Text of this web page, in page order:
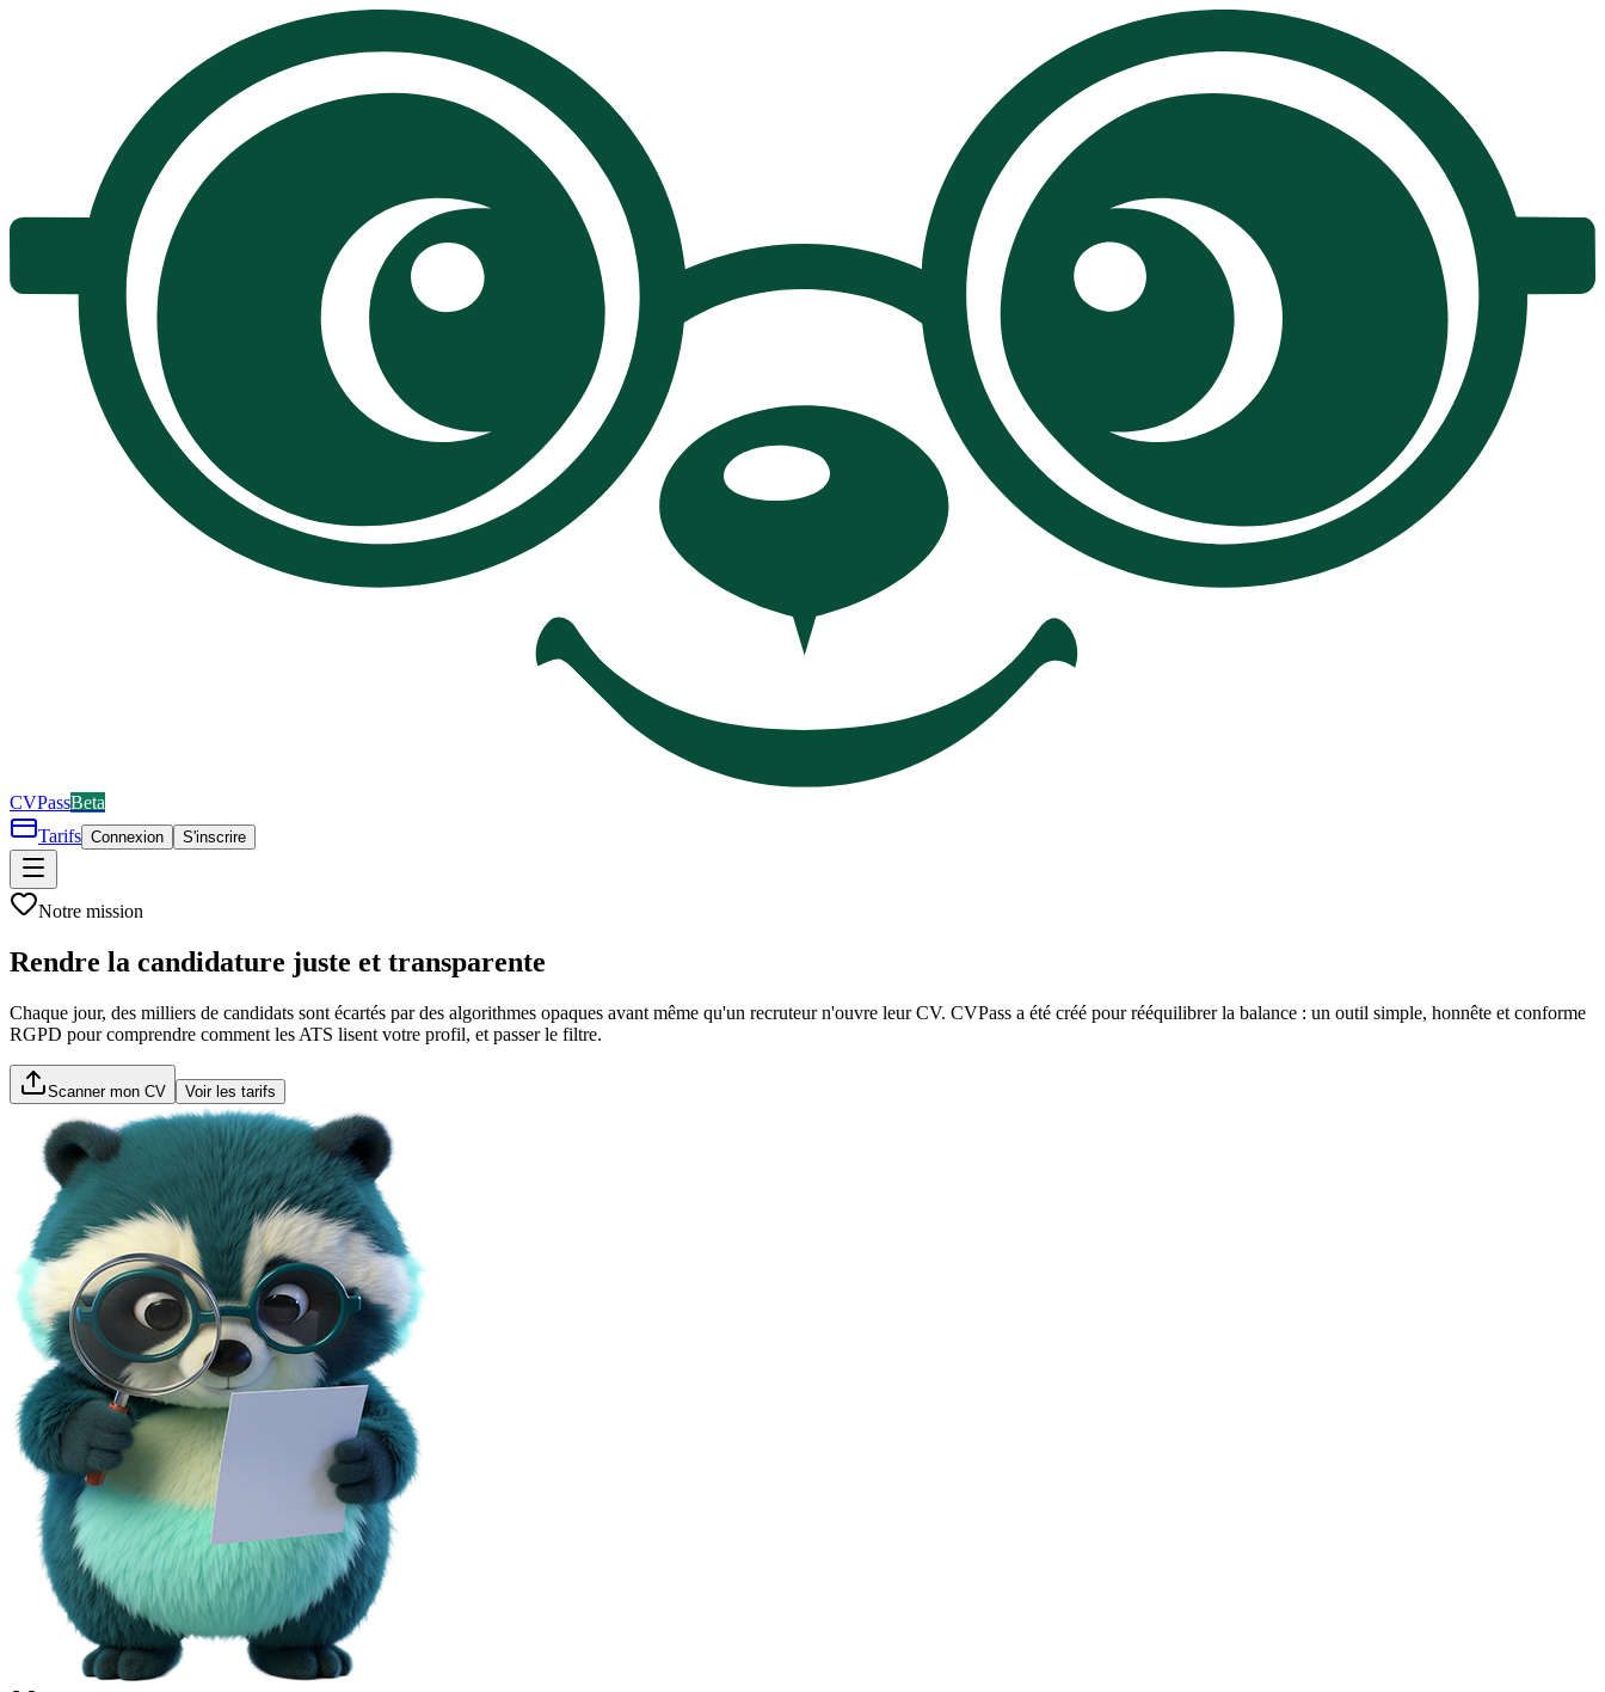
CVPassBeta
Tarifs Connexion S'inscrire
Notre mission
Rendre la candidature juste et transparente
Chaque jour, des milliers de candidats sont écartés par des algorithmes opaques avant même qu'un recruteur n'ouvre leur CV. CVPass a été créé pour rééquilibrer la balance : un outil simple, honnête et conforme
RGPD pour comprendre comment les ATS lisent votre profil, et passer le filtre.
Scanner mon CV Voir les tarifs